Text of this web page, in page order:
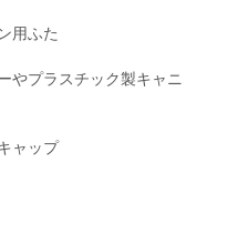
用ふた
やプラスチック製キャニ
ャップ